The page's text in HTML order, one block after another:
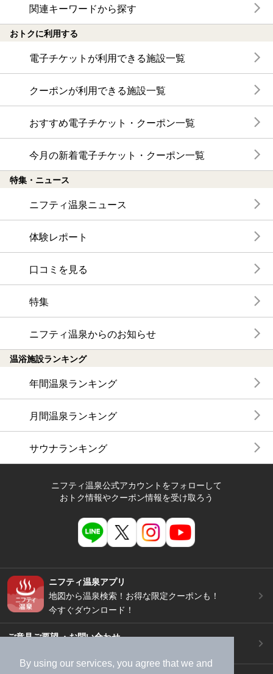
By using our services, you agree that we and
関連キーワードから探す
おトクに利用する
電子チケットが利用できる施設一覧
クーポンが利用できる施設一覧
おすすめ電子チケット・クーポン一覧
今月の新着電子チケット・クーポン一覧
特集・ニュース
ニフティ温泉ニュース
体験レポート
口コミを見る
特集
ニフティ温泉からのお知らせ
温浴施設ランキング
年間温泉ランキング
月間温泉ランキング
サウナランキング
ニフティ温泉公式アカウントをフォローして
おトク情報やクーポン情報を受け取ろう
ニフティ温泉アプリ
地図から温泉検索！お得な限定クーポンも！
今すぐダウンロード！
ご意見ご要望 ・お問い合わせ